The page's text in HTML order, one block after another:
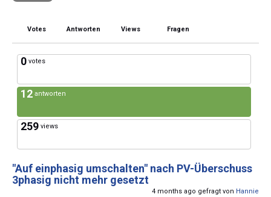
Votes Antworten Views Fragen
0 votes
12 antworten
259 views
"Auf einphasig umschalten" nach PV-Überschuss
3phasig nicht mehr gesetzt
4 months ago gefragt von Hannie